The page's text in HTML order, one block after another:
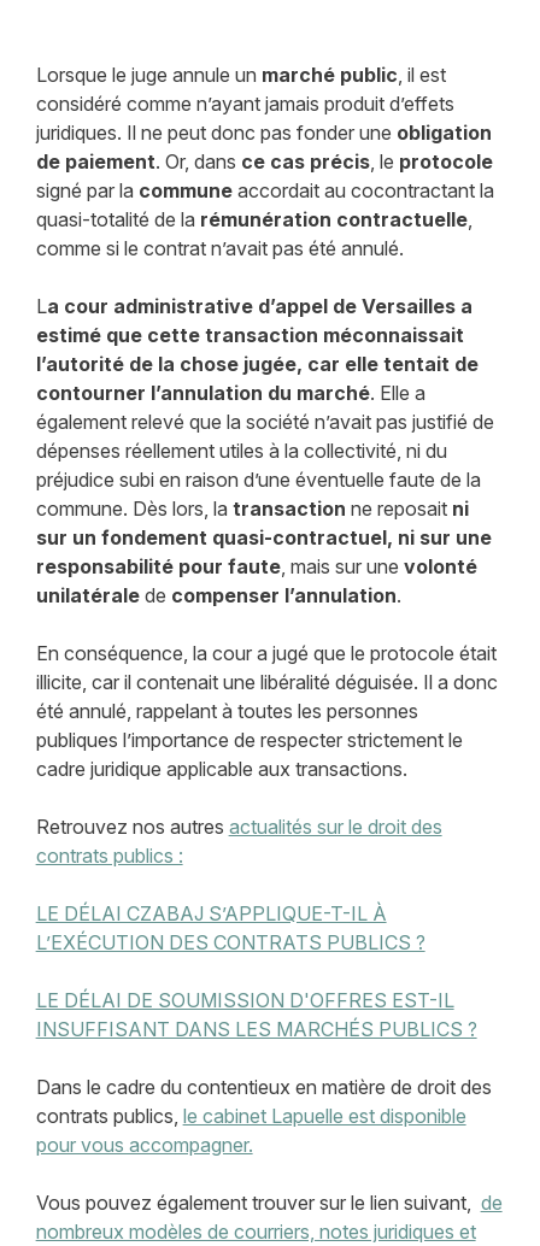
Lorsque le juge annule un marché public , il est
considéré comme n’ayant jamais produit d’effets
juridiques. Il ne peut donc pas fonder une obligation
de paiement. Or, dans ce cas précis, le protocole
signé par la communeaccordait au cocontractant la
quasi-totalité de la rémunération contractuelle,
comme si le contrat n’avait pas été annulé.
La cour administrative d’appel de Versailles a
estimé que cette transaction méconnaissait
l’autorité de la chose jugée, car elle tentait de
contourner l’annulation du marché. Elle a
également relevé que la société n’avait pas justifié de
dépenses réellement utiles à la collectivité, ni du
préjudice subi en raison d’une éventuelle faute de la
commune. Dès lors, la transaction ne reposait ni
sur un fondement quasi-contractuel, ni sur une
responsabilité pour faute, mais sur une volonté
unilatéralede compenser l’annulation.
En conséquence, la cour a jugé que le protocole était
illicite, car il contenait une libéralité déguisée. Il a donc
été annulé, rappelant à toutes les personnes
publiques l’importance de respecter strictement le
cadre juridique applicable aux transactions.
Retrouvez nos autres actualités sur le droit des
contrats publics :
LE DÉLAI CZABAJ S’APPLIQUE-T-IL À
L’EXÉCUTION DES CONTRATS PUBLICS ?
LE DÉLAI DE SOUMISSION D'OFFRES EST-IL
INSUFFISANT DANS LES MARCHÉS PUBLICS ?
Dans le cadre du contentieux en matière de droit des
contrats publics, le cabinet Lapuelle est disponible
pour vous accompagner.
Vous pouvez également trouver sur le lien suivant, de
nombreux modèles de courriers, notes juridiques et